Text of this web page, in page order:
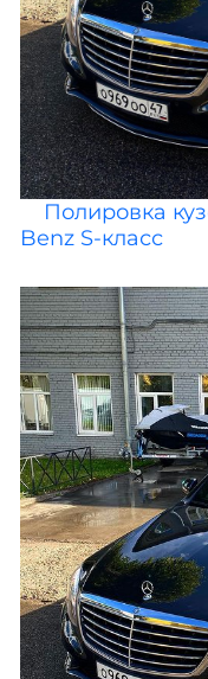
Полировка
Benz S-класс